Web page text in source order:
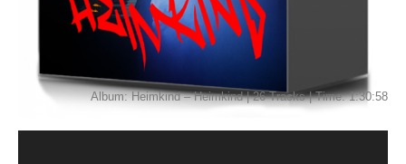
Album: Heimkind – Heimkind | 26 Tracks | Time: 1:30:58